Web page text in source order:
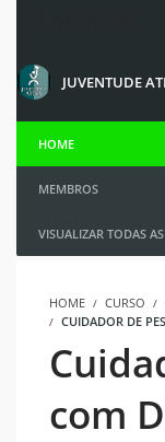
JUVENTUDE
HOME
MEMBROS
VISUALIZAR TODAS
HOME CURSO
CUIDADOR DE
com